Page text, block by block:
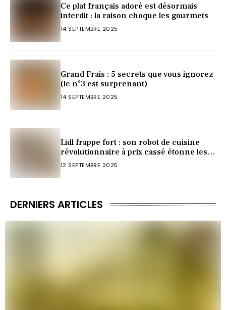
Ce plat français adoré est désormais
interdit : la raison choque les gourmets
14 SEPTEMBRE 2025
Grand Frais : 5 secrets que vous ignorez
(le n°3 est surprenant)
14 SEPTEMBRE 2025
Lidl frappe fort : son robot de cuisine
révolutionnaire à prix cassé étonne les
foyers
12 SEPTEMBRE 2025
DERNIERS ARTICLES